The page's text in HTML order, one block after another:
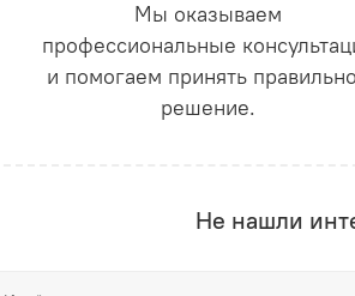
Мы оказываем
профессиональные
и помогаем принять
решение.
Не нашли